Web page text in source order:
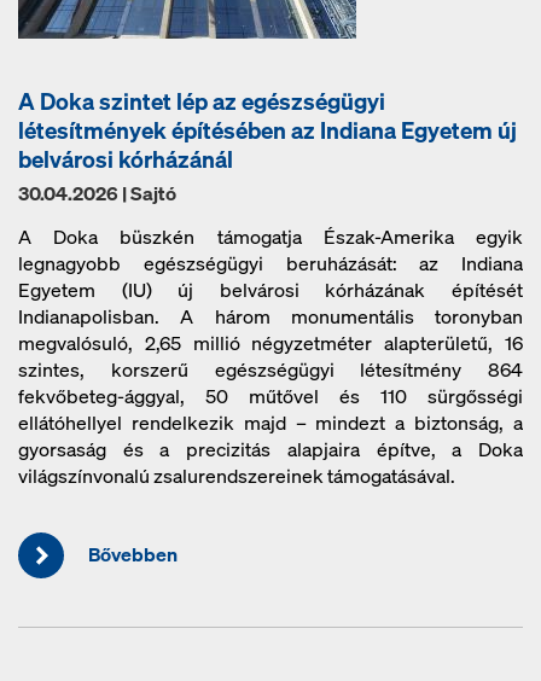
A Doka szintet lép az egészségügyi
létesítmények építésében az Indiana Egyetem új
belvárosi kórházánál
30.04.2026 | Sajtó
A Doka büszkén támogatja Észak-Amerika egyik
legnagyobb egészségügyi beruházását: az Indiana
Egyetem (IU) új belvárosi kórházának építését
Indianapolisban. A három monumentális toronyban
megvalósuló, 2,65 millió négyzetméter alapterületű, 16
szintes, korszerű egészségügyi létesítmény 864
fekvőbeteg-ággyal, 50 műtővel és 110 sürgősségi
ellátóhellyel rendelkezik majd – mindezt a biztonság, a
gyorsaság és a precizitás alapjaira építve, a Doka
világszínvonalú zsalurendszereinek támogatásával.
Bővebben